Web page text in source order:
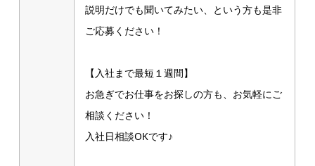
説明だけでも聞いてみたい、という方も是非
ご応募ください！
【入社まで最短１週間】
お急ぎでお仕事をお探しの方も、お気軽にご
相談ください！
入社日相談OKです♪